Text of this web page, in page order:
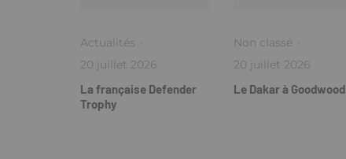
Actualités ·
20 juillet 2026
La française Defender
Trophy
Non classé ·
20 juillet 2026
Le Dakar à Goodwood